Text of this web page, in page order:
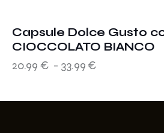
Capsule Dolce Gusto
CIOCCOLATO BIANCO
20.99 € - 33.99 €